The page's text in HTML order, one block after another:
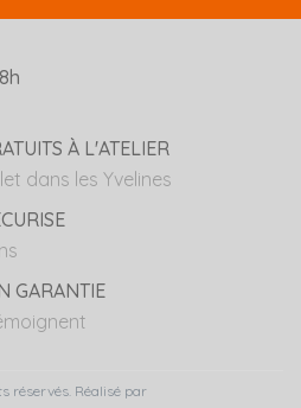
À L'ATELIER
dans les Yvelines
GARANTIE
réservés. Réalisé par